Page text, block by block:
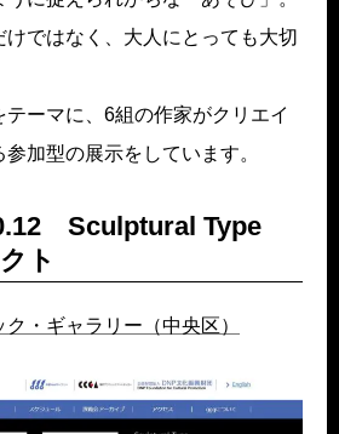
けではなく、大人にとっても大切
ーマに、6組の作家がクリエイ
加型の展示をしています。
Sculptural Type
ト
・ギャラリー（中央区）